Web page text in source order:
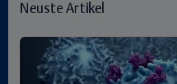
Neuste Artikel